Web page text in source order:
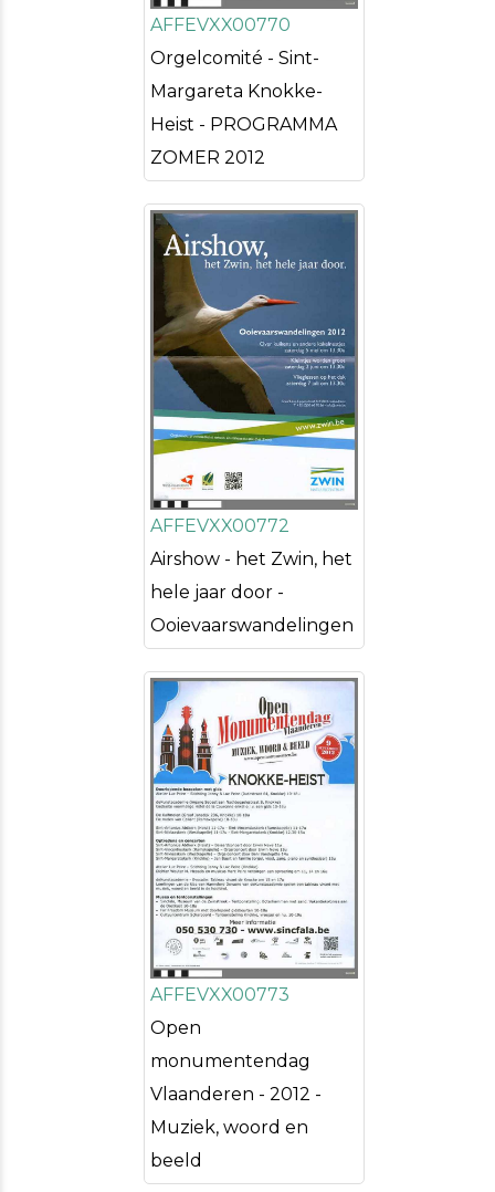
AFFEVXX00770
Orgelcomité - Sint-
Margareta Knokke-
Heist - PROGRAMMA
ZOMER 2012
AFFEVXX00772
Airshow - het Zwin, het
hele jaar door -
Ooievaarswandelingen
AFFEVXX00773
Open
monumentendag
Vlaanderen - 2012 -
Muziek, woord en
beeld